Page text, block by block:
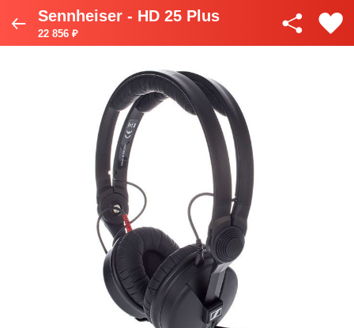
Sennheiser - HD 25 Plus
22 856 ₽